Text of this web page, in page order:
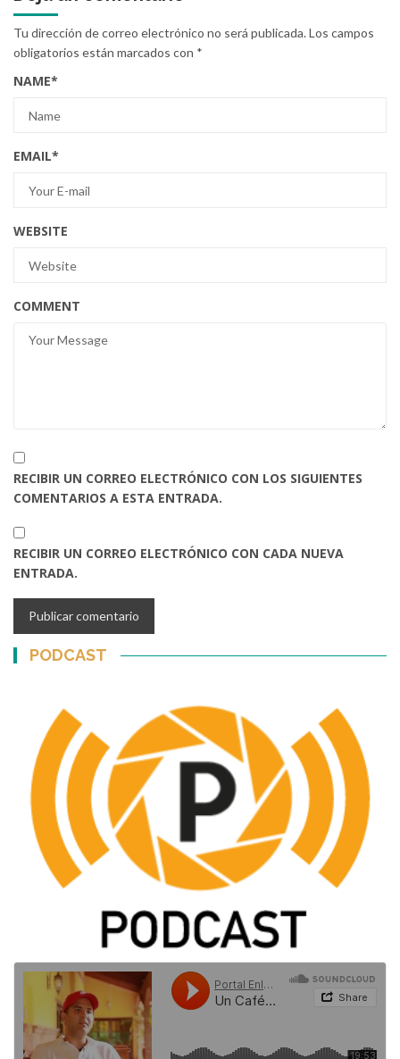
Tu dirección de correo electrónico no será publicada.Los campos
obligatorios están marcados con *
NAME*
EMAIL*
WEBSITE
COMMENT
RECIBIR UN CORREO ELECTRÓNICO CON LOS SIGUIENTES
COMENTARIOS A ESTA ENTRADA.
RECIBIR UN CORREO ELECTRÓNICO CON CADA NUEVA
ENTRADA.
PODCAST